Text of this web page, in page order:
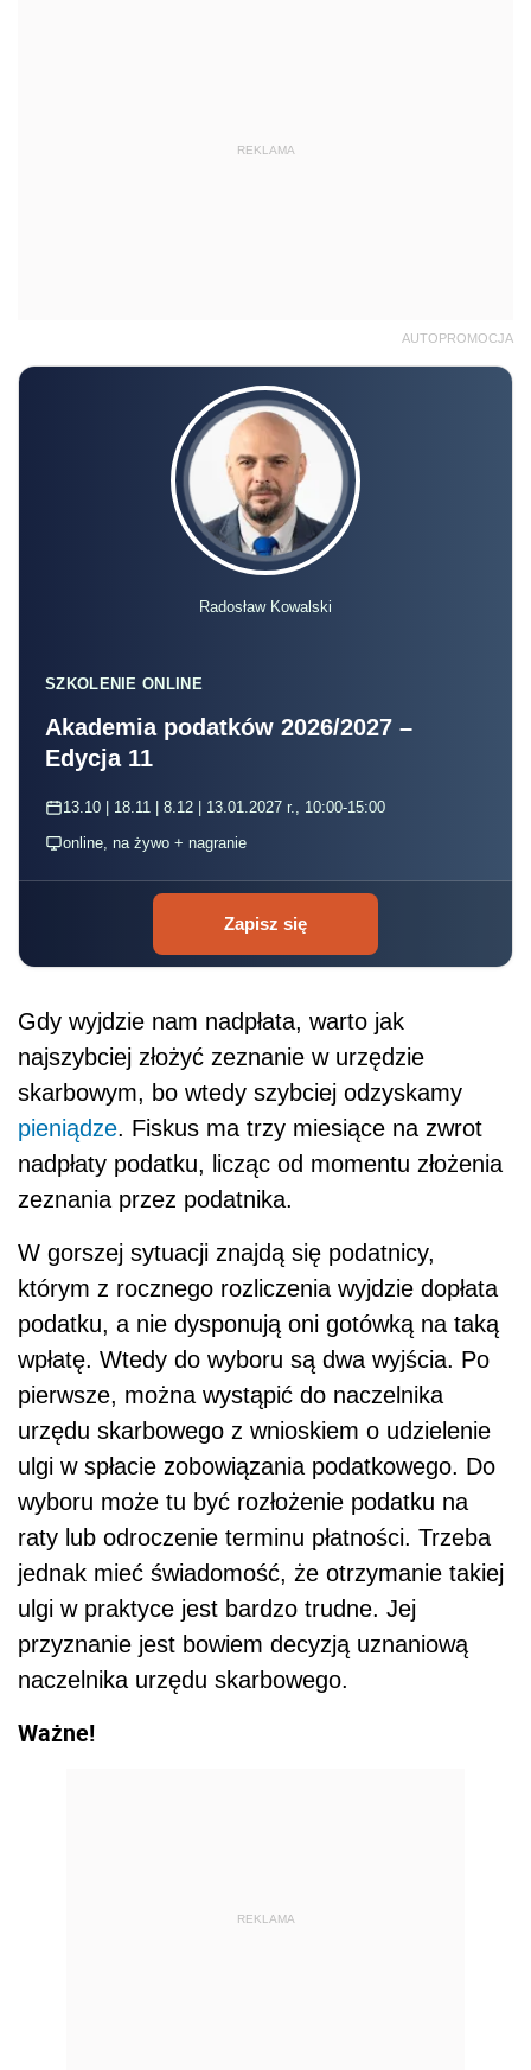
REKLAMA
AUTOPROMOCJA
Radosław Kowalski
SZKOLENIE ONLINE
Akademia podatków 2026/2027 –
Edycja 11
13.10 | 18.11 | 8.12 | 13.01.2027 r., 10:00-15:00
online, na żywo + nagranie
Zapisz się
Gdy wyjdzie nam nadpłata, warto jak
najszybciej złożyć zeznanie w urzędzie
skarbowym, bo wtedy szybciej odzyskamy
pieniądze. Fiskus ma trzy miesiące na zwrot
nadpłaty podatku, licząc od momentu złożenia
zeznania przez podatnika.
W gorszej sytuacji znajdą się podatnicy,
którym z rocznego rozliczenia wyjdzie dopłata
podatku, a nie dysponują oni gotówką na taką
wpłatę. Wtedy do wyboru są dwa wyjścia. Po
pierwsze, można wystąpić do naczelnika
urzędu skarbowego z wnioskiem o udzielenie
ulgi w spłacie zobowiązania podatkowego. Do
wyboru może tu być rozłożenie podatku na
raty lub odroczenie terminu płatności. Trzeba
jednak mieć świadomość, że otrzymanie takiej
ulgi w praktyce jest bardzo trudne. Jej
przyznanie jest bowiem decyzją uznaniową
naczelnika urzędu skarbowego.
Ważne!
REKLAMA